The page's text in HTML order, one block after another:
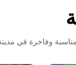
وفاخرة في مدينة